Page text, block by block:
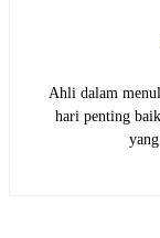
Ahli dalam
hari penting